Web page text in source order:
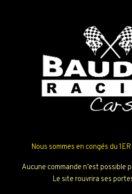
Nous sommes en congés du
Aucune commande n’est possible
Le site rouvrira ses